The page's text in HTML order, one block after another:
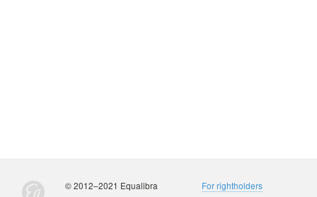
© 2012–2021 Equalibra
For rightholders